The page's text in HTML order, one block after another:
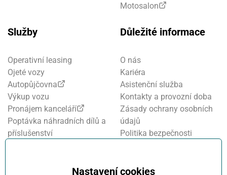
Nastavení cookies
Motosalon
Služby
Operativní leasing
Ojeté vozy
Autopůjčovna
Výkup vozu
Pronájem kanceláří
Poptávka náhradních dílů a
příslušenství
Důležité informace
O nás
Kariéra
Asistenční služba
Kontakty a provozní doba
Zásady ochrany osobních
údajů
Politika bezpečnosti
Oznamovací systém